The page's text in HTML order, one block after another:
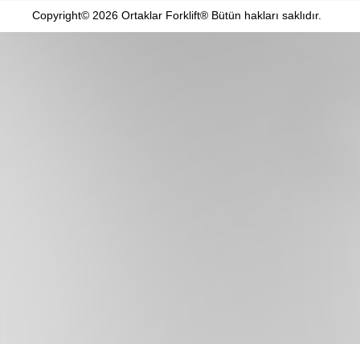
Copyright© 2026 Ortaklar Forklift® Bütün hakları saklıdır.